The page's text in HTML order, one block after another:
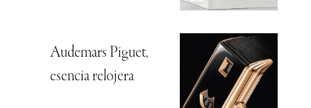
Audemars Piguet,
esencia relojera